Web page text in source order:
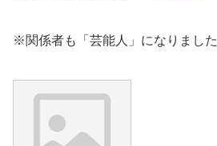
※関係者も「芸能人」になりました